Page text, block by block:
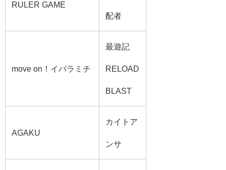
RULER GAME
配者
move on！イバラミチ
最遊記
RELOAD
BLAST
AGAKU
カイトア
ンサ